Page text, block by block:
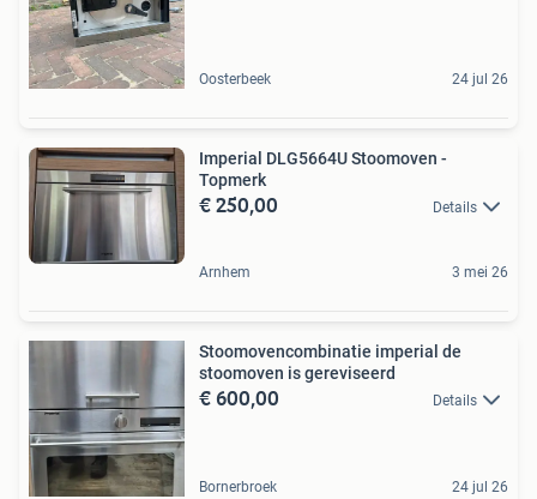
Oosterbeek 24 jul 26
Imperial DLG5664U Stoomoven -
Topmerk
€ 250,00 Details
Arnhem 3 mei 26
Stoomovencombinatie imperial de
stoomoven is gereviseerd
€ 600,00 Details
Bornerbroek 24 jul 26